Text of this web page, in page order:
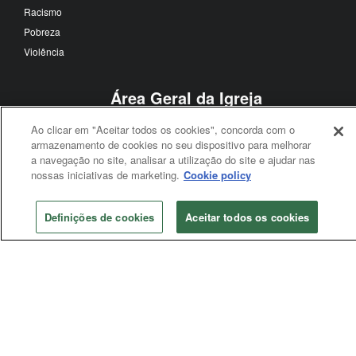
Racismo
Pobreza
Violência
Área Geral da Igreja
Conferência Geral
Conselho de Bispos
Conselho Judicial
Agências gerais
Mesa Conexional
Conferência Anual
Conferência anual
Ao clicar em "Aceitar todos os cookies", concorda com o
armazenamento de cookies no seu dispositivo para melhorar
a navegação no site, analisar a utilização do site e ajudar nas
nossas iniciativas de marketing. Cookie policy
Definições de cookies Aceitar todos os cookies